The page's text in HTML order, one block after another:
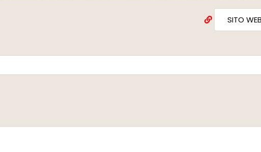
SITO